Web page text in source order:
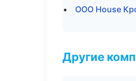
ООО House
Другие